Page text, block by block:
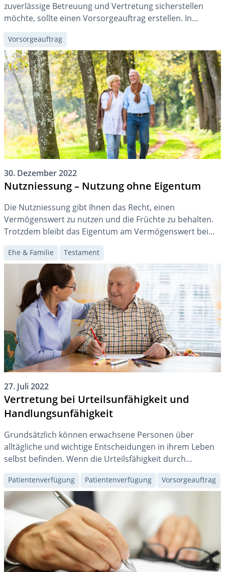
zuverlässige Betreuung und Vertretung sicherstellen
möchte, sollte einen Vorsorgeauftrag erstellen. In
diesem Beitrag zeigen wir, wie Sie auf DeinAdieu Ihren
Vorsorgeauftrag einfach erstellen.
Vorsorgeauftrag
30. Dezember 2022
Nutzniessung – Nutzung ohne Eigentum
Die Nutzniessung gibt Ihnen das Recht, einen
Vermögenswert zu nutzen und die Früchte zu behalten.
Trotzdem bleibt das Eigentum am Vermögenswert beim
Überträger. Besonders Ihren Ehegatten können Sie mit
der Nutzniessung begünstigen.
Ehe & Familie Testament
27. Juli 2022
Vertretung bei Urteilsunfähigkeit und
Handlungsunfähigkeit
Grundsätzlich können erwachsene Personen über
alltägliche und wichtige Entscheidungen in ihrem Leben
selbst befinden. Wenn die Urteilsfähigkeit durch
Krankheiten oder andere geistige Beeinträchtigungen
eingeschränkt wird, kann eine Vertretung notwendig
werden.
Patientenverfügung Patientenverfügung Vorsorgeauftrag